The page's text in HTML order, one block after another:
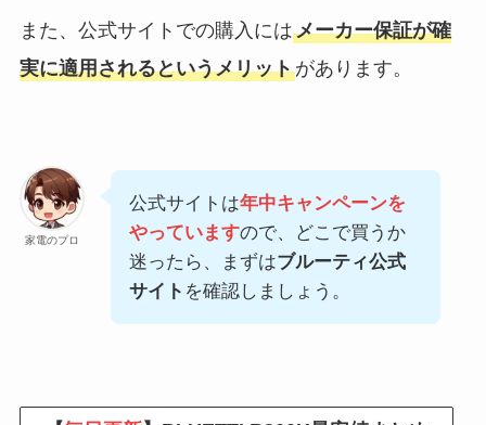
また、公式サイトでの購入にはメーカー保証が確
実に適用されるというメリットがあります。
家電のプロ
公式サイトは年中キャンペーンを
やっていますので、どこで買うか
迷ったら、まずはブルーティ公式
サイト を確認しましょう。